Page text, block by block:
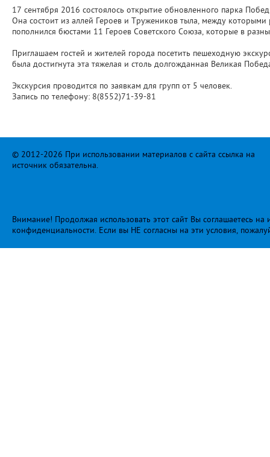
17 сентября 2016 состоялось открытие обновленного парка
Она состоит из аллей Героев и Тружеников тыла, между
пополнился бюстами 11 Героев Советского Союза, которые в
Приглашаем гостей и жителей города посетить пешеходную
была достигнута эта тяжелая и столь долгожданная Великая
Экскурсия проводится по заявкам для групп от 5 человек.
Запись по телефону: 8(8552)71-39-81
© 2012-2026 При использовании материалов с сайта ссылка на
источник обязательна.
Внимание! Продолжая использовать этот сайт Вы соглашаетесь
конфиденциальности. Если вы НЕ согласны на эти условия,